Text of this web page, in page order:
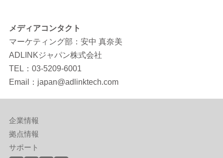
メディアコンタクト
マーケティング部：安中 真奈美
ADLINKジャパン株式会社
TEL：03-5209-6001
Email：japan@adlinktech.com
企業情報
拠点情報
サポート